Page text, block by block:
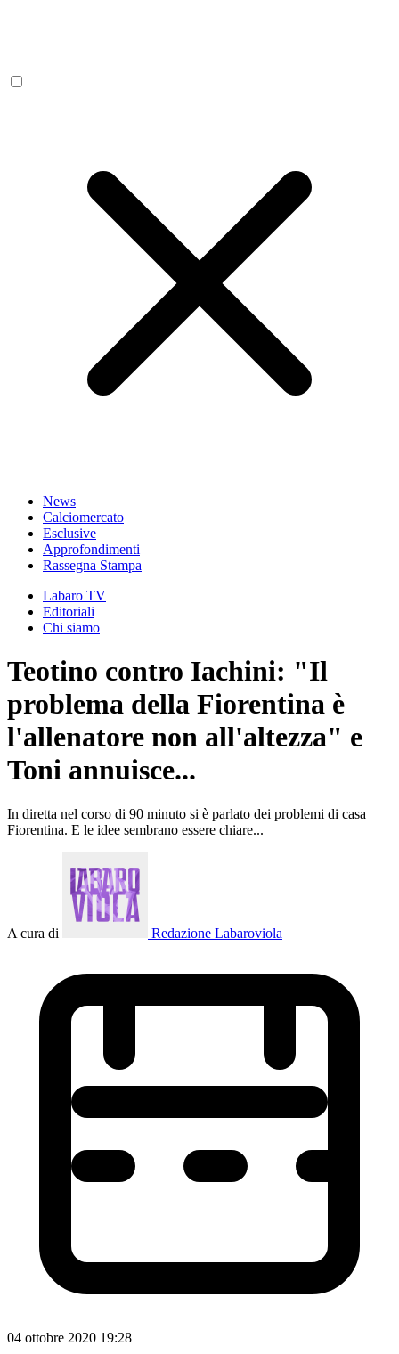
News
Calciomercato
Esclusive
Approfondimenti
Rassegna Stampa
Labaro TV
Editoriali
Chi siamo
Teotino contro Iachini: "Il
problema della Fiorentina è
l'allenatore non all'altezza" e
Toni annuisce...
In diretta nel corso di 90 minuto si è parlato dei problemi di casa
Fiorentina. E le idee sembrano essere chiare...
A cura di Redazione Labaroviola
04 ottobre 2020 19:28